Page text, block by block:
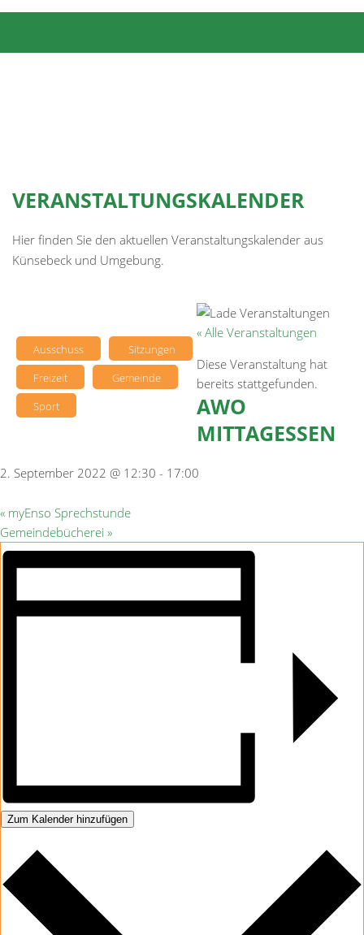
VERANSTALTUNGSKALENDER
Hier finden Sie den aktuellen Veranstaltungskalender aus
Künsebeck und Umgebung.
Ausschuss
Sitzungen
Freizeit
Gemeinde
Sport
« Alle Veranstaltungen
Diese Veranstaltung hat
bereits stattgefunden.
AWO
MITTAGESSEN
2. September 2022 @ 12:30 - 17:00
« myEnso Sprechstunde
Gemeindebücherei »
Zum Kalender hinzufügen